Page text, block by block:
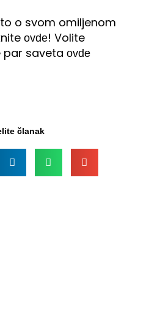
o svom omiljenom
ovde! Volite
par saveta ovde
članak